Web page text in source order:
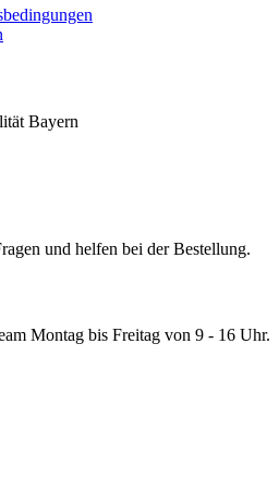
und helfen bei der Bestellung.
Montag bis Freitag von 9 - 16 Uhr.